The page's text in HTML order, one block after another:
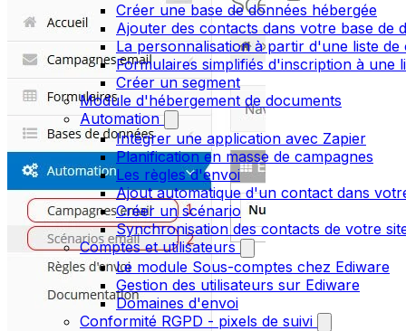
Créer une base de données hébergée
Ajouter des contacts dans votre base de
La personnalisation à partir d'une liste de
Formulaires simplifiés d'inscription à une
Créer un segment
Module d'hébergement de documents
Automation
Intégrer une application avec Zapier
Planification en masse de campagnes
Les règles d'envoi
Ajout automatique d'un contact dans
Créer un scénario
Synchronisation des contacts de votre
Comptes et utilisateurs
Le module Sous-comptes chez Ediware
Gestion des utilisateurs sur Ediware
Domaines d'envoi
Conformité RGPD - pixels de suivi